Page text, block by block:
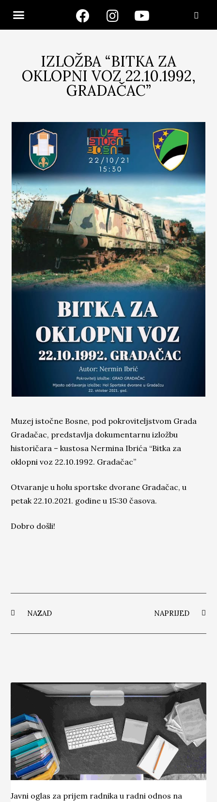
IZLOŽBA “BITKA ZA
OKLOPNI VOZ 22.10.1992,
GRADAČAC”
Muzej istočne Bosne, pod pokroviteljstvom Grada
Gradačac, predstavlja dokumentarnu izložbu
historičara – kustosa Nermina Ibrića “Bitka za
oklopni voz 22.10.1992. Gradačac”
Otvaranje u holu sportske dvorane Gradačac, u
petak 22.10.2021. godine u 15:30 časova.
Dobro došli!
NAZAD NAPRIJED
Javni oglas za prijem radnika u radni odnos na